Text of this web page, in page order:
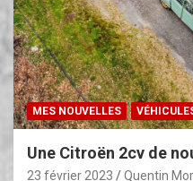
MES NOUVELLES
Une Citroën 2cv de
23 février 2023 Quentin